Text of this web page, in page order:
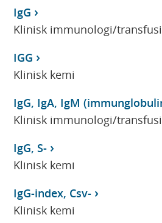
IgG
Klinisk immunologi/
IGG
Klinisk kemi
IgG, IgA, IgM
Klinisk immunologi/
IgG, S-
Klinisk kemi
IgG-index, Csv-
Klinisk kemi